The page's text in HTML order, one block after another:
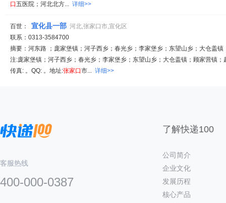
口五医院；河北北方... 详细>>
百世： 宣化县一部 河北,张家口市,宣化区
联系：0313-3584700
摘要：河东路 ；庞家堡镇；河子西乡；春光乡；李家堡乡；东望山乡；大仓盖
注:庞家堡镇；河子西乡；春光乡；李家堡乡；东望山乡；大仓盖镇；顾家营镇
传真: 。QQ: 。地址:张家口市... 详细>>
客服热线
400-000-0387
了解快递100
公司简介
企业文化
发展历程
核心产品